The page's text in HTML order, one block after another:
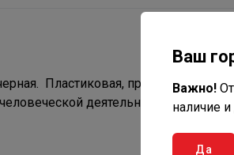
Пластиковая, прочная,
деятельности.
Ваш
Важно!
наличие и
Да